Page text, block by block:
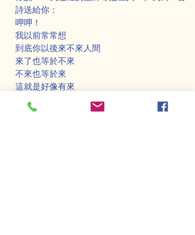
詩送給你：
呷呷！
我以前常常想
到底你以後來不來人間
來了也等於不來
不來也等於來
這就是好像有來
如來也